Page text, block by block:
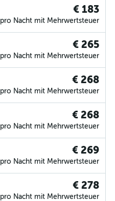
€ 183
pro Nacht mit Mehrwertsteuer
€ 265
pro Nacht mit Mehrwertsteuer
€ 268
pro Nacht mit Mehrwertsteuer
€ 268
pro Nacht mit Mehrwertsteuer
€ 269
pro Nacht mit Mehrwertsteuer
€ 278
pro Nacht mit Mehrwertsteuer